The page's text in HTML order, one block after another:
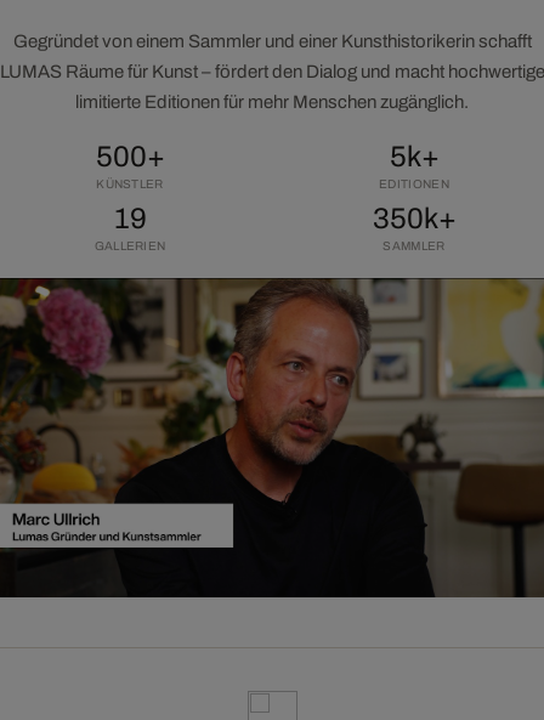
Gegründet von einem Sammler und einer Kunsthistorikerin schafft
LUMAS Räume für Kunst – fördert den Dialog und macht hochwertige
limitierte Editionen für mehr Menschen zugänglich.
500+
KÜNSTLER
5k+
EDITIONEN
19
GALLERIEN
350k+
SAMMLER